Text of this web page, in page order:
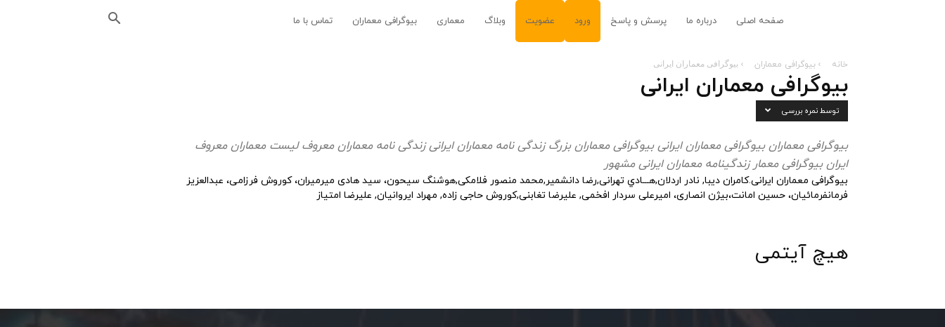
مجله
معماری
و
شهرسازی
aaMag
صفحه اصلی درباره ما پرسش و پاسخ ورود عضویت وبلاگ معماری بیوگرافی معماران تماس با ما
خانه بیوگرافی معماران بیوگرافی معماران ایرانی
بیوگرافی معماران ایرانی
بیوگرافی معماران ایرانی
بیوگرافی معماران بیوگرافی معماران ایرانی بیوگرافی معماران بزرگ زندگی نامه معماران ایرانی زندگی نامه معماران معروف لیست معماران معروف
ایران بیوگرافی معمارزندگینامه معماران ایرانی مشهور
بیوگرافی معماران ایرانی.کامران دیبا, نادر اردلان,هـــادي تهرانی,رضا دانشمیر,محمد منصور فلامكی,هوشنگ سیحون، سید هادی میرمیران، کوروش فرزامی، عبدالعزیز
فرمانفرمائیان، حسین امانت،بیژن انصاری، امیرعلی سردار افخمی, علیرضا تغابنی,کوروش حاجی زاده, مهراد ایروانیان, علیرضا امتیاز
توسط نمره بررسی
هیچ آیتمی